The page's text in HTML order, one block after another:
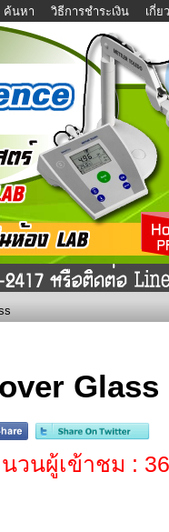
ค้นหา วิธีการชำระเงิน เกี่ย
Glass
วนผู้เข้าชม :